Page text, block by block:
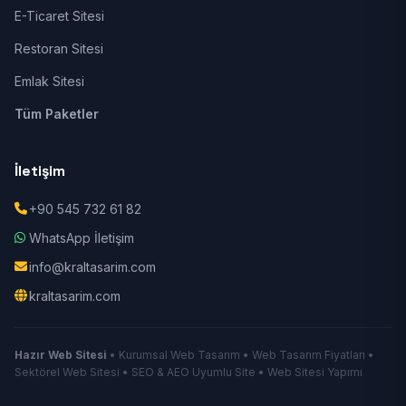
E-Ticaret Sitesi
Restoran Sitesi
Emlak Sitesi
Tüm Paketler
İletişim
+90 545 732 61 82
WhatsApp İletişim
info@kraltasarim.com
kraltasarim.com
Hazır Web Sitesi • Kurumsal Web Tasarım • Web Tasarım Fiyatları •
Sektörel Web Sitesi • SEO & AEO Uyumlu Site • Web Sitesi Yapımı